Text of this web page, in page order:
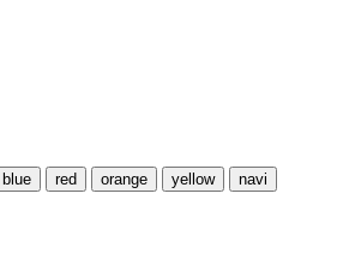
blue red orange yellow
navi